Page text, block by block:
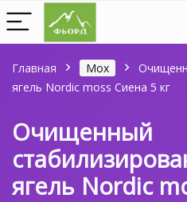
Главная Мох
ягель Nordic moss Сиена 5 кг
Очищенный
ягель Nordic